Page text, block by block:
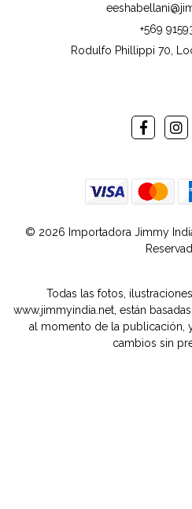
+569
Rodulfo Phillippi 70,
© 2026 Importadora Jimmy
Todas las fotos,
www.jimmyindia.net, están
al momento de la publicación,
cambios sin